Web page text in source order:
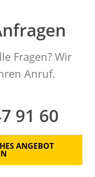
Fragen? Wir
Anruf.
91 60
ANGEBOT